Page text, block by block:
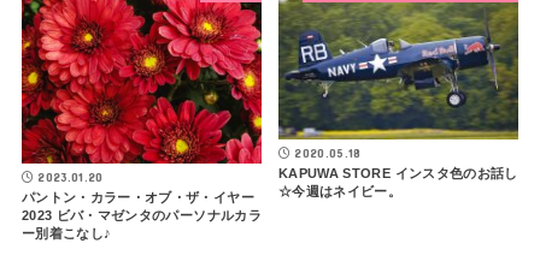
2023.01.20
パントン・カラー・オブ・ザ・イヤー
2023 ビバ・マゼンタのパーソナルカラ
ー別着こなし♪
2020.05.18
KAPUWA STORE インスタ色のお話し
☆今週はネイビー。